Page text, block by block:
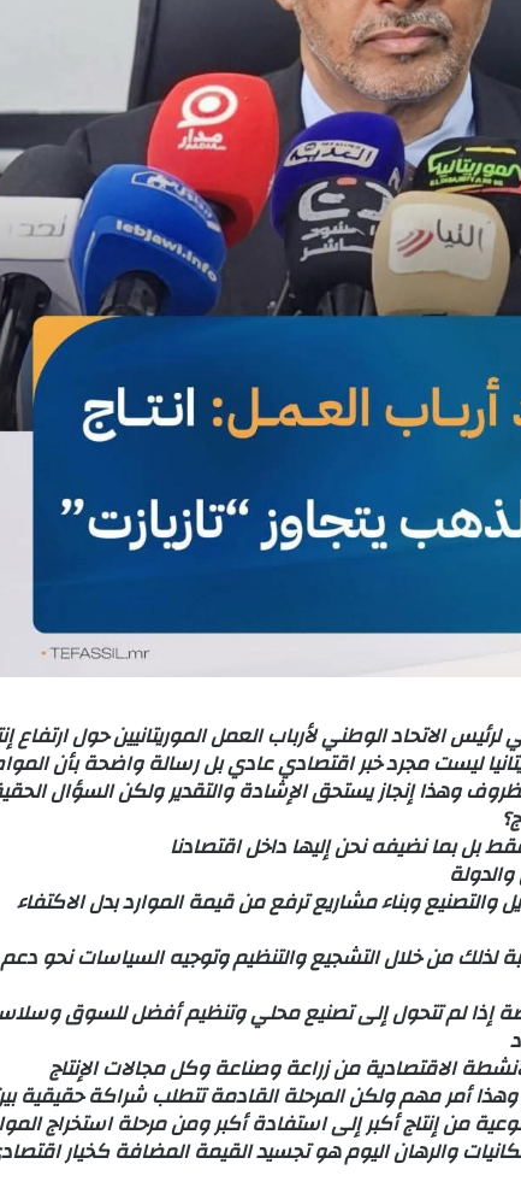
الاتحاد الوطني لأرباب العمل الموريتانيين حول ارتفاع
ليست مجرد خبر اقتصادي عادي بل رسالة واضحة بأن
وهذا إنجاز يستحق الإشادة والتقدير ولكن السؤال
بل بما نضيفه نحن إليها داخل اقتصادنا
والتصنيع وبناء مشاريع ترفع من قيمة الموارد بدل الاكتفاء
لذلك من خلال التشجيع والتنظيم وتوجيه السياسات نحو دعم
إذا لم تتحول إلى تصنيع محلي وتنظيم أفضل للسوق
الاقتصادية من زراعة وصناعة وكل مجالات الإنتاج
وهذا أمر مهم ولكن المرحلة القادمة تتطلب شراكة حقيقية
من إنتاج أكبر إلى استفادة أكبر ومن مرحلة استخراج
والرهان اليوم هو تجسيد القيمة المضافة كخيار